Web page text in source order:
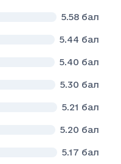
5.58 бал
5.44 бал
5.40 бал
5.30 бал
5.21 бал
5.20 бал
5.17 бал